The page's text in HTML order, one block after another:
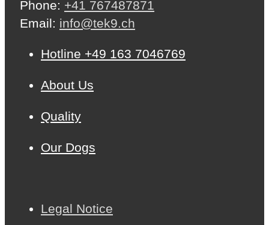
Phone: +41 767487871
Email: info@tek9.ch
Hotline +49 163 7046769
About Us
Quality
Our Dogs
Legal Notice